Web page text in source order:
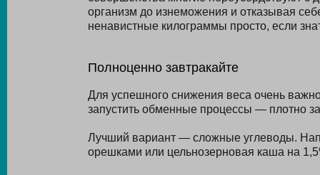
организм до изнеможения и отказывая
ненавистные килограммы просто, если
Полноценно завтракайте
Для успешного снижения веса очень
запустить обменные процессы — плотно
Лучший вариант — сложные углеводы.
орешками или цельнозерновая каша на